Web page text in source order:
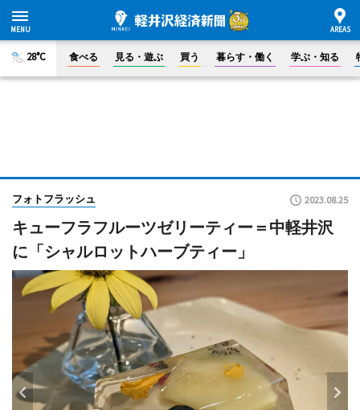
28°C 食べる 見る・遊ぶ 買う 暮らす・働く 学ぶ・知る
フォトフラッシュ 2023.08.25
キューフラフルーツゼリーティー＝中軽井沢
に「シャルロットハーブティー」